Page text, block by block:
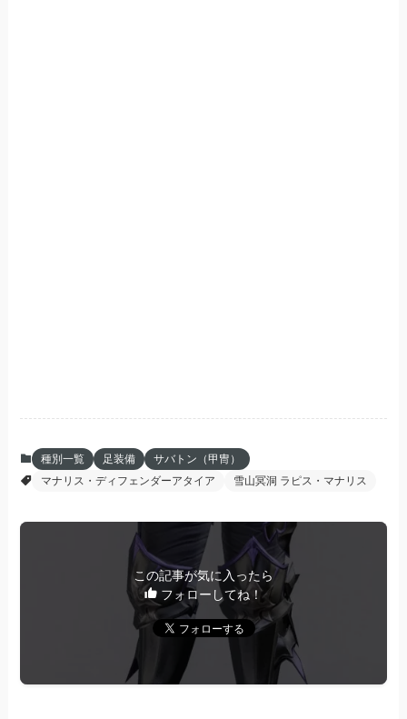
種別一覧 足装備
サバトン（甲冑）
マナリス・ディフェンダーアタイア
雪山冥洞 ラピス・マナリス
この記事が気に入ったら
フォローしてね！